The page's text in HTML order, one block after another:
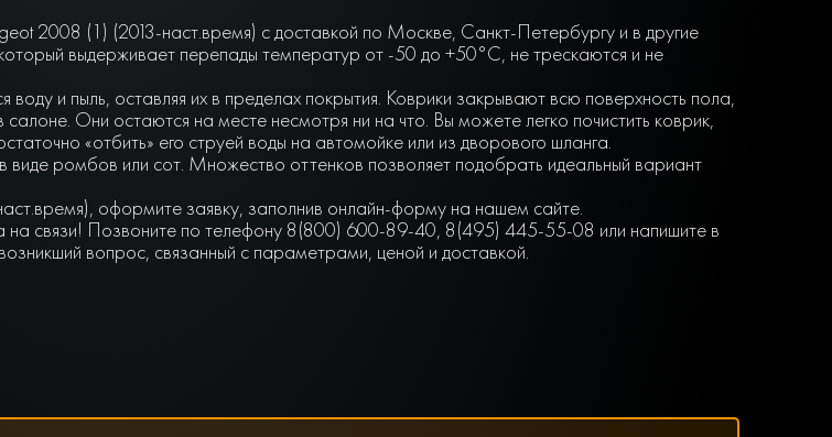
2008 (1) (2013-наст.время) с доставкой по Москве, Санкт-Петербургу и в другие
выдерживает перепады температур от -50 до +50°С, не трескаются и не
и пыль, оставляя их в пределах покрытия. Коврики закрывают всю поверхность пола,
Они остаются на месте несмотря ни на что. Вы можете легко почистить коврик,
«отбить» его струей воды на автомойке или из дворового шланга.
виде ромбов или сот. Множество оттенков позволяет подобрать идеальный вариант
оформите заявку, заполнив онлайн-форму на нашем сайте.
на связи! Позвоните по телефону 8(800) 600-89-40, 8(495) 445-55-08 или напишите в
вопрос, связанный с параметрами, ценой и доставкой.